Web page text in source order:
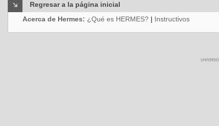
Regresar a la página inicial
Acerca de Hermes: ¿Qué es HERMES? | Instructivos